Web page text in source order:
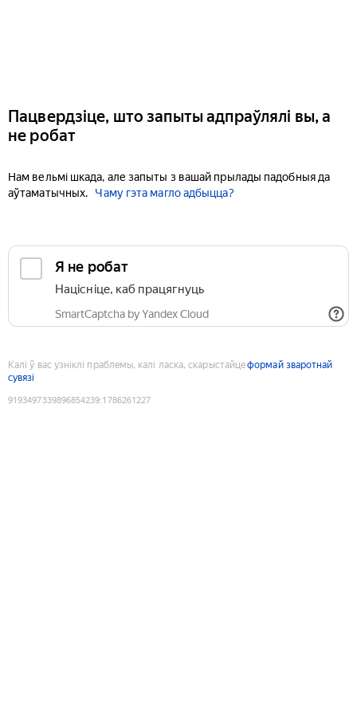
Пацвердзіце, што запыты адпраўлялі вы, а
не робат
Нам вельмі шкада, але запыты з вашай прылады падобныя да
аўтаматычных.
Чаму гэта магло адбыцца?
Я не робат
Націсніце, каб працягнуць
SmartCaptcha by Yandex Cloud
Калі ў вас узніклі праблемы, калі ласка, скарыстайцеформай зваротнай
сувязі
9193497339896854239:1786261227